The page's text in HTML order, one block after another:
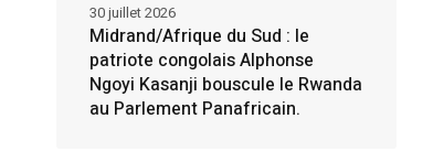
Midrand/Afrique du Sud : le
patriote congolais Alphonse
Ngoyi Kasanji bouscule le Rwanda
au Parlement Panafricain.
30 juillet 2026